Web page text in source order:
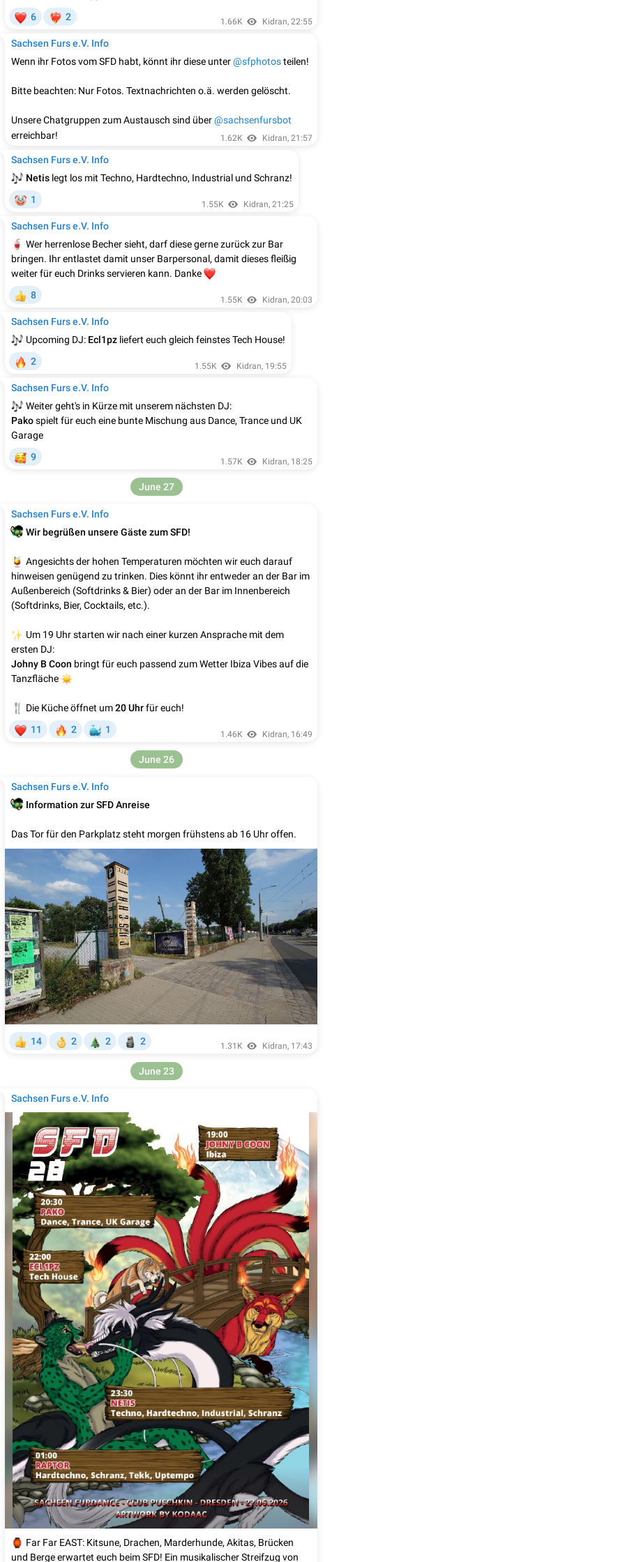
6 2 1.66K Kidran, 22:55
Sachsen Furs e.V. Info
Wenn ihr Fotos vom SFD habt, könnt ihr diese unter@sfphotosteilen!
Bitte beachten: Nur Fotos. Textnachrichten o.ä. werden gelöscht.
Unsere Chatgruppen zum Austausch sind über@sachsenfursbot
erreichbar!
1.62K Kidran, 21:57
Sachsen Furs e.V. Info
Netis legt los mit Techno, Hardtechno, Industrial und Schranz!
1 1.55K Kidran, 21:25
Sachsen Furs e.V. Info
Wer herrenlose Becher sieht, darf diese gerne zurück zur Bar
bringen. Ihr entlastet damit unser Barpersonal, damit dieses fleißig
weiter für euch Drinks servieren kann. Danke
❤️
8 1.55K Kidran, 20:03
Sachsen Furs e.V. Info
Upcoming DJ: Ecl1pz liefert euch gleich feinstes Tech House!
2 1.55K Kidran, 19:55
Sachsen Furs e.V. Info
Weiter geht's in Kürze mit unserem nächsten DJ:
Pakospielt für euch eine bunte Mischung aus Dance, Trance und UK
Garage
9 1.57K Kidran, 18:25
Sachsen Furs e.V. Info
Wir begrüßen unsere Gäste zum SFD!
Angesichts der hohen Temperaturen möchten wir euch darauf
hinweisen genügend zu trinken. Dies könnt ihr entweder an der Bar im
Außenbereich (Softdrinks & Bier) oder an der Bar im Innenbereich
(Softdrinks, Bier, Cocktails, etc.).
Um 19 Uhr starten wir nach einer kurzen Ansprache mit dem
ersten DJ:
Johny B Coon bringt für euch passend zum Wetter Ibiza Vibes auf die
Tanzfläche
Die Küche öffnet um20 Uhrfür euch!
11 2 1 1.46K Kidran, 16:49
June 27
Sachsen Furs e.V. Info
Information zur SFD Anreise
Das Tor für den Parkplatz steht morgen frühstens ab 16 Uhr offen.
14 2 2
🗿
2 1.31K Kidran, 17:43
June 26
Sachsen Furs e.V. Info
Far Far EAST: Kitsune, Drachen, Marderhunde, Akitas, Brücken
und Berge erwartet euch beim SFD! Ein musikalischer Streifzug von
June 23